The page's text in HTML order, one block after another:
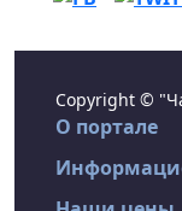
Copyright ©
О портале